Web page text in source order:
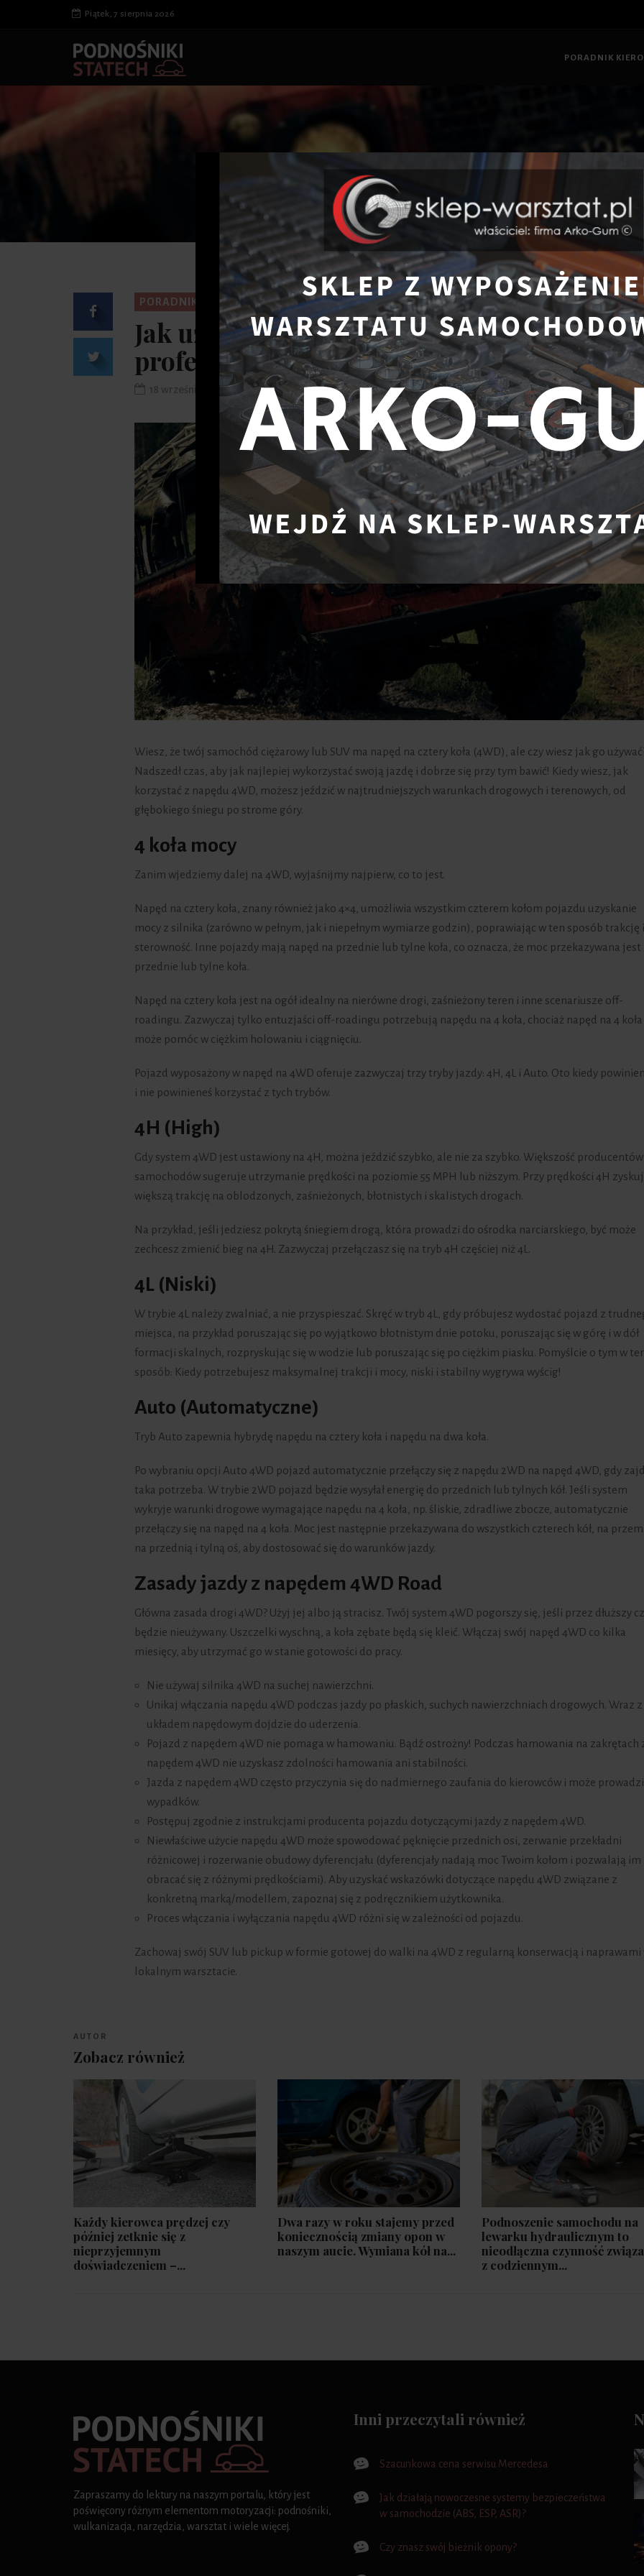
Piątek, 7 sierpnia 2026
PORADNIK
Jak używać napędu na 4 koła jak...
PORADNIK KIEROWCY
Jak używać napędu na 4 koła jak
profesjonalista
18 września 2020
Wiesz, że twój samochód ciężarowy lub SUV ma napęd na cztery koła (4WD), ale czy wiesz jak go
Nadszedł czas, aby jak najlepiej wykorzystać swoją jazdę i dobrze się przy tym bawić! Kiedy wiesz, jak
korzystać z napędu 4WD, możesz jeździć w najtrudniejszych warunkach drogowych i terenowych, od
głębokiego śniegu po strome góry.
4 koła mocy
Zanim wjedziemy dalej na 4WD, wyjaśnijmy najpierw, co to jest.
Napęd na cztery koła, znany również jako 4×4, umożliwia wszystkim czterem kołom pojazdu uzyskanie
mocy z silnika (zarówno w pełnym, jak i niepełnym wymiarze godzin), poprawiając w ten sposób trakcję i
sterowność. Inne pojazdy mają napęd na przednie lub tylne koła, co oznacza, że moc przekazywana jest
przednie lub tylne koła.
Napęd na cztery koła jest na ogół idealny na nierówne drogi, zaśnieżony teren i inne scenariusze off-
roadingu. Zazwyczaj tylko entuzjaści off-roadingu potrzebują napędu na 4 koła, chociaż napęd na 4 koła
może pomóc w ciężkim holowaniu i ciągnięciu.
Pojazd wyposażony w napęd na 4WD oferuje zazwyczaj trzy tryby jazdy: 4H, 4L i Auto. Oto kiedy
i nie powinieneś korzystać z tych trybów.
4H (High)
Gdy system 4WD jest ustawiony na 4H, można jeździć szybko, ale nie za szybko. Większość producentów
samochodów sugeruje utrzymanie prędkości na poziomie 55 MPH lub niższym. Przy prędkości 4H
większą trakcję na oblodzonych, zaśnieżonych, błotnistych i skalistych drogach.
Na przykład, jeśli jedziesz pokrytą śniegiem drogą, która prowadzi do ośrodka narciarskiego, być może
zechcesz zmienić bieg na 4H. Zazwyczaj przełączasz się na tryb 4H częściej niż 4L.
4L (Niski)
W trybie 4L należy zwalniać, a nie przyspieszać. Skręć w tryb 4L, gdy próbujesz wydostać pojazd z
miejsca, na przykład poruszając się po wyjątkowo błotnistym dnie potoku, poruszając się w górę i w dół
formacji skalnych, rozpryskując się w wodzie lub poruszając się po ciężkim piasku. Pomyślcie o tym w
sposób: Kiedy potrzebujesz maksymalnej trakcji i mocy, niski i stabilny wygrywa wyścig!
Auto (Automatyczne)
Tryb Auto zapewnia hybrydę napędu na cztery koła i napędu na dwa koła.
Po wybraniu opcji Auto 4WD pojazd automatycznie przełączy się z napędu 2WD na napęd 4WD, gdy
taka potrzeba. W trybie 2WD pojazd będzie wysyłał energię do przednich lub tylnych kół. Jeśli system
wykryje warunki drogowe wymagające napędu na 4 koła, np. śliskie, zdradliwe zbocze, automatycznie
przełączy się na napęd na 4 koła. Moc jest następnie przekazywana do wszystkich czterech kół, na
na przednią i tylną oś, aby dostosować się do warunków jazdy.
Zasady jazdy z napędem 4WD Road
Główna zasada drogi 4WD? Użyj jej albo ją stracisz. Twój system 4WD pogorszy się, jeśli przez dłuższy
będzie nieużywany. Uszczelki wyschną, a koła zębate będą się kleić. Włączaj swój napęd 4WD co kilka
miesięcy, aby utrzymać go w stanie gotowości do pracy.
Nie używaj silnika 4WD na suchej nawierzchni.
Unikaj włączania napędu 4WD podczas jazdy po płaskich, suchych nawierzchniach drogowych. Wraz z
układem napędowym dojdzie do uderzenia.
Pojazd z napędem 4WD nie pomaga w hamowaniu. Bądź ostrożny! Podczas hamowania na zakrętach
napędem 4WD nie uzyskasz zdolności hamowania ani stabilności.
Jazda z napędem 4WD często przyczynia się do nadmiernego zaufania do kierowców i może
wypadków.
Postępuj zgodnie z instrukcjami producenta pojazdu dotyczącymi jazdy z napędem 4WD.
Niewłaściwe użycie napędu 4WD może spowodować pęknięcie przednich osi, zerwanie przekładni
różnicowej i rozerwanie obudowy dyferencjału (dyferencjały nadają moc Twoim kołom i pozwalają im
obracać się z różnymi prędkościami). Aby uzyskać wskazówki dotyczące napędu 4WD związane z
konkretną marką/modellem, zapoznaj się z podręcznikiem użytkownika.
Proces włączania i wyłączania napędu 4WD różni się w zależności od pojazdu.
Zachowaj swój SUV lub pickup w formie gotowej do walki na 4WD z regularną konserwacją i naprawami
lokalnym warsztacie.
AUTOR
Zobacz również
Każdy kierowca prędzej czy
później zetknie się z
nieprzyjemnym
doświadczeniem –...
Dwa razy w roku stajemy przed
koniecznością zmiany opon w
naszym aucie. Wymiana kół na...
Podnoszenie samochodu na
lewarku hydraulicznym to
nieodłączna czynność
z codziennym...
Zapraszamy do lektury na naszym portalu, który jest
poświęcony różnym elementom motoryzacji: podnośniki,
wulkanizacja, narzędzia, warsztat i wiele więcej.
Inni przeczytali również
Szacunkowa cena serwisu Mercedesa
Jak działają nowoczesne systemy bezpieczeństwa
w samochodzie (ABS, ESP, ASR)?
Czy znasz swój bieżnik opony?